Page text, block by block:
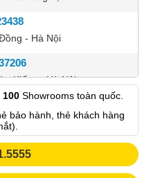
- Hà Nội
Kiếm – Hà Nội
- Hai Bà Trưng - Hà Nội.
Cầu Giấy – Hà Nội
100 Showrooms toàn quốc.
bảo hành, thẻ khách hàng